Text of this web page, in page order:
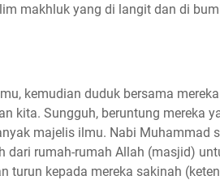
makhluk yang di langit dan di
kemudian duduk bersama
kita. Sungguh, beruntung mereka
majelis ilmu. Nabi Muhammad
dari rumah-rumah Allah (masjid)
turun kepada mereka sakinah